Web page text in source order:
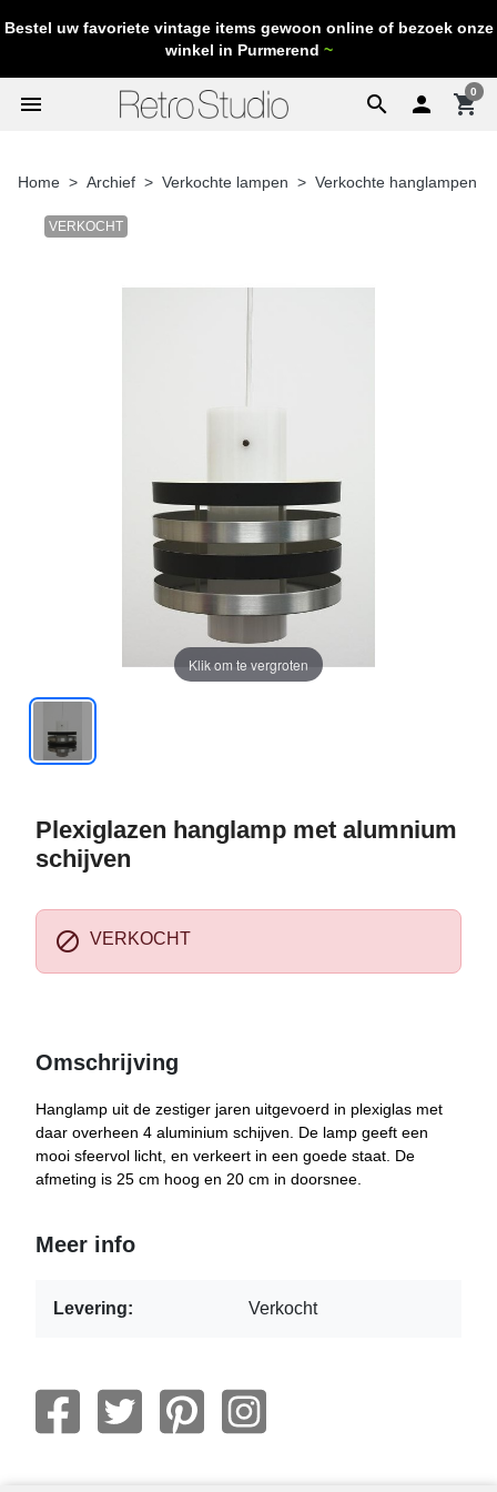
Bestel uw favoriete vintage items gewoon online of bezoek onze
winkel in Purmerend ~
search
menu  shopping_cart
0
Home Archief Verkochte lampen Verkochte hanglampen
VERKOCHT
Klik om te vergroten
Plexiglazen hanglamp met alumnium
schijven
 VERKOCHT
Omschrijving
Hanglamp uit de zestiger jaren uitgevoerd in plexiglas met
daar overheen 4 aluminium schijven. De lamp geeft een
mooi sfeervol licht, en verkeert in een goede staat. De
afmeting is 25 cm hoog en 20 cm in doorsnee.
Meer info
Levering: Verkocht